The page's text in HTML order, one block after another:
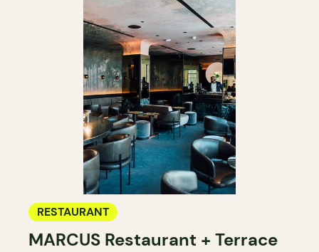
RESTAURANT
MARCUS Restaurant + Terrace